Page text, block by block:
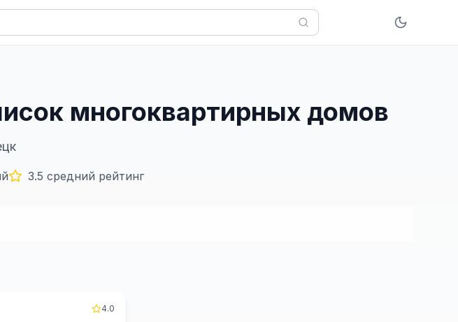
многоквартирных домов
3.5 средний рейтинг
4.0